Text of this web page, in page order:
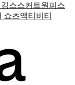
스스커트원피스
쇼츠액티비티